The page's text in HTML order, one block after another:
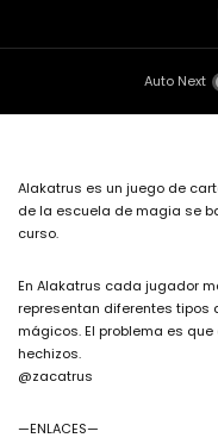
Auto Next
Alakatrus es un juego de
de la escuela de magia se
curso.
En Alakatrus cada jugador
representan diferentes tipos
mágicos. El problema es
hechizos.
@zacatrus
—ENLACES—